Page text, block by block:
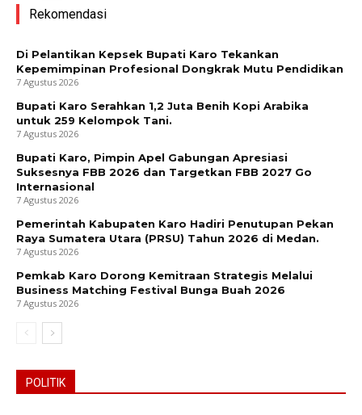
Rekomendasi
Di Pelantikan Kepsek Bupati Karo Tekankan
Kepemimpinan Profesional Dongkrak Mutu Pendidikan
7 Agustus 2026
Bupati Karo Serahkan 1,2 Juta Benih Kopi Arabika
untuk 259 Kelompok Tani.
7 Agustus 2026
Bupati Karo, Pimpin Apel Gabungan Apresiasi
Suksesnya FBB 2026 dan Targetkan FBB 2027 Go
Internasional
7 Agustus 2026
Pemerintah Kabupaten Karo Hadiri Penutupan Pekan
Raya Sumatera Utara (PRSU) Tahun 2026 di Medan.
7 Agustus 2026
Pemkab Karo Dorong Kemitraan Strategis Melalui
Business Matching Festival Bunga Buah 2026
7 Agustus 2026
POLITIK